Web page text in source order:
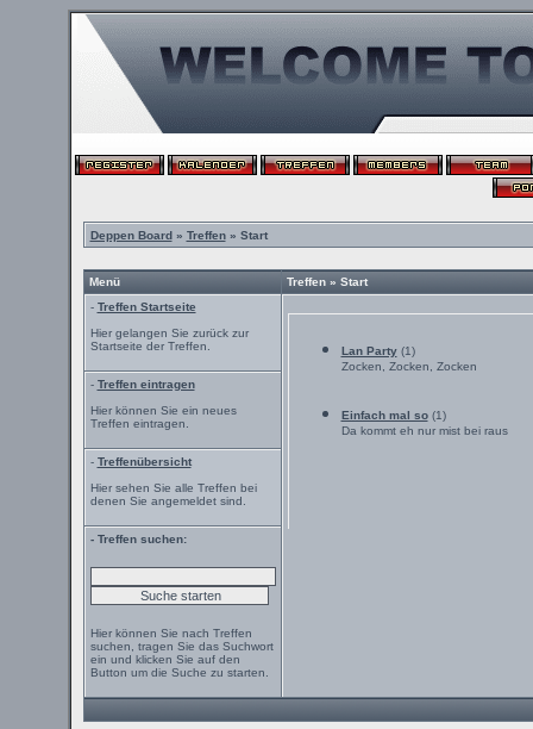
Deppen Board» Treffen» Start
Menü
Treffen » Start
- Treffen Startseite
Hier gelangen Sie zurück zur
Startseite der Treffen.
Lan Party(1)
Zocken, Zocken, Zocken
Einfach mal so(1)
Da kommt eh nur mist bei raus
- Treffen eintragen
Hier können Sie ein neues
Treffen eintragen.
- Treffenübersicht
Hier sehen Sie alle Treffen bei
denen Sie angemeldet sind.
- Treffen suchen:
Hier können Sie nach Treffen
suchen, tragen Sie das Suchwort
ein und klicken Sie auf den
Button um die Suche zu starten.